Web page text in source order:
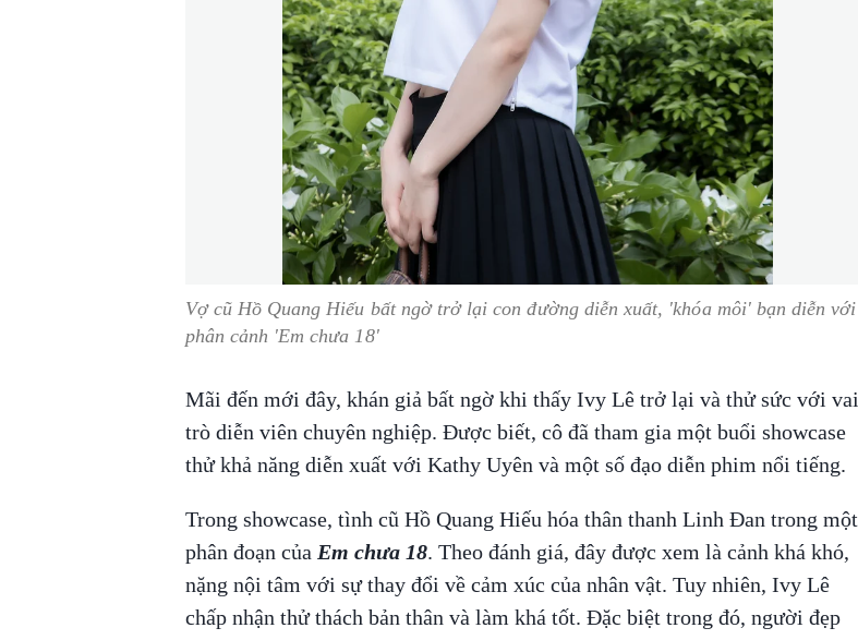
Vợ cũ Hồ Quang Hiếu bất ngờ trở lại con đường diễn xuất, 'khóa môi' bạn diễn với
phân cảnh 'Em chưa 18'
Mãi đến mới đây, khán giả bất ngờ khi thấy Ivy Lê trở lại và thử sức với vai
trò diễn viên chuyên nghiệp. Được biết, cô đã tham gia một buổi showcase
thử khả năng diễn xuất với Kathy Uyên và một số đạo diễn phim nổi tiếng.
Trong showcase, tình cũ Hồ Quang Hiếu hóa thân thanh Linh Đan trong một
phân đoạn của Em chưa 18. Theo đánh giá, đây được xem là cảnh khá khó,
nặng nội tâm với sự thay đổi về cảm xúc của nhân vật. Tuy nhiên, Ivy Lê
chấp nhận thử thách bản thân và làm khá tốt. Đặc biệt trong đó, người đẹp